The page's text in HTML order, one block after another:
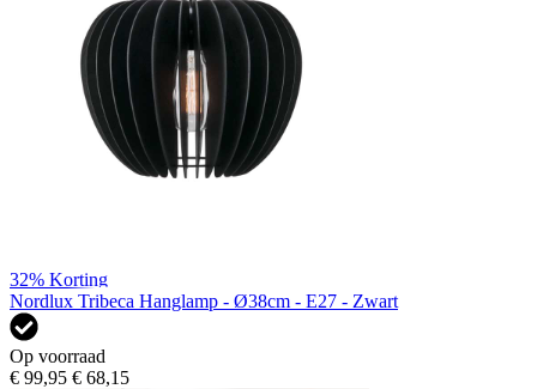
32% Korting
Nordlux Tribeca Hanglamp - Ø38cm - E27 - Zwart
Op voorraad
€ 99,95 € 68,15